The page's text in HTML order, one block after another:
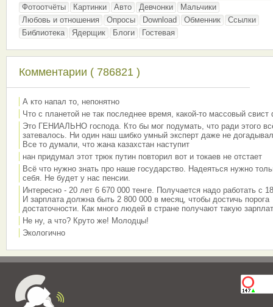
Фотоотчёты
Картинки Авто Девчонки
Мальчики
Любовь и отношения
Опросы Download Обменник
Ссылки
Библиотека
Ядерщик Блоги Гостевая
Комментарии ( 786821 )
А кто напал то, непонятно
Что с планетой не так последнее время, какой-то массовый свист
Это ГЕНИАЛЬНО господа. Кто бы мог подумать, что ради этого
затевалось. Ни один наш шибко умный эксперт даже не
Все то думали, что жана казахстан наступит
нан придумал этот трюк путин повторил вот и токаев не отстает
Всё что нужно знать про наше государство. Надеяться нужно
себя. Не будет у нас пенсии.
Интересно - 20 лет 6 670 000 тенге. Получается надо работать с
И зарплата должна быть 2 800 000 в месяц, чтобы достичь порога
достаточности. Как много людей в стране получают такую
Не ну, а что? Круто же! Молодцы!
Экологично